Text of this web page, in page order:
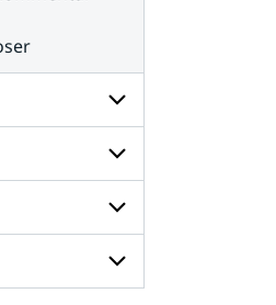
Undersidor
för
Radar
och
satellit
Undersidor
för
Väder
till
havs
Undersidor
för